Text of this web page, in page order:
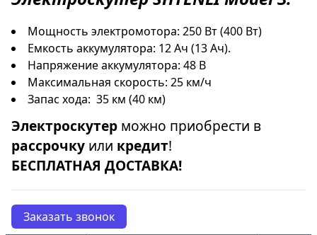
Мощность электромотора: 250 Вт (400 Вт)
Емкость аккумулятора: 12 Ач (13 Ач).
Напряжение аккумулятора: 48 В
Максимальная скорость: 25 км/ч
Запас хода: 35 км (40 км)
Электроскутер можно приобрести в
рассрочку или кредит!
БЕСПЛАТНАЯ ДОСТАВКА!
Заказать звонок